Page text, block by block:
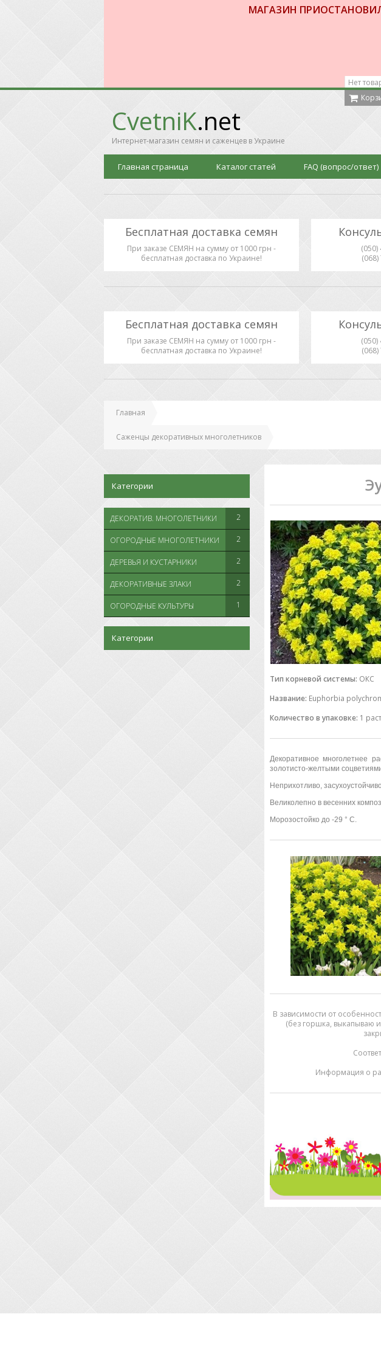
МАГАЗИН
Нет
CvetniK.net
Интернет-магазин семян и саженцев в Украине
Главная страница Каталог статей FAQ (вопрос/ответ)
Бесплатная доставка семян
При заказе СЕМЯН на сумму от 1000 грн -
бесплатная доставка по Украине!
Бесплатная доставка семян
При заказе СЕМЯН на сумму от 1000 грн -
бесплатная доставка по Украине!
Главная
Саженцы декоративных многолетников
Тип корневой системы: ОКС
Название: Euphorbia
Количество в упаковке: 1
Декоративное многолетнее
золотисто-желтыми
Неприхотливо,
Великолепно в весенних
Морозостойко до -29 ° C.
В зависимости от
(без горшка, выкапываю
Информация о
Категории
ДЕКОРАТИВ. МНОГОЛЕТНИКИ 2
ОГОРОДНЫЕ МНОГОЛЕТНИКИ 2
ДЕРЕВЬЯ И КУСТАРНИКИ 2
ДЕКОРАТИВНЫЕ ЗЛАКИ 2
ОГОРОДНЫЕ КУЛЬТУРЫ 1
Категории